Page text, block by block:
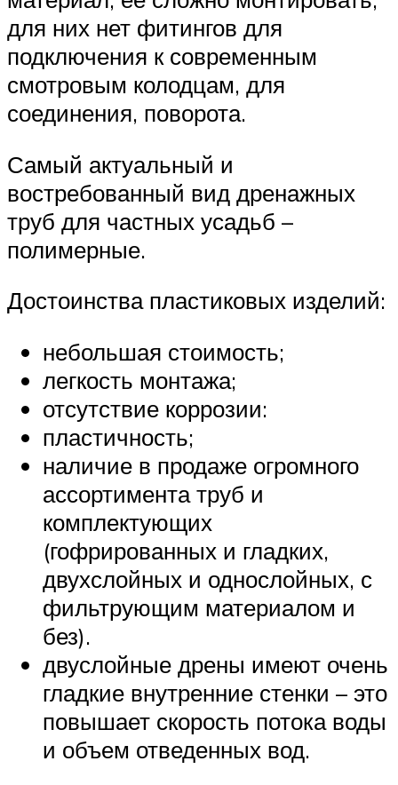
для них нет фитингов для
подключения к современным
смотровым колодцам, для
соединения, поворота.
Самый актуальный и
востребованный вид дренажных
труб для частных усадьб –
полимерные.
Достоинства пластиковых изделий:
небольшая стоимость;
легкость монтажа;
отсутствие коррозии:
пластичность;
наличие в продаже огромного
ассортимента труб и
комплектующих
(гофрированных и гладких,
двухслойных и однослойных, с
фильтрующим материалом и
без).
двуслойные дрены имеют очень
гладкие внутренние стенки – это
повышает скорость потока воды
и объем отведенных вод.